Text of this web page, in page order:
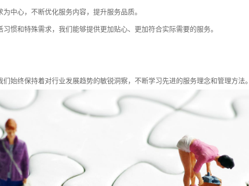
中心，不断优化服务内容，提升服务品质。
惯和特殊需求，我们能够提供更加贴心、更加符合实际需要的服务。
始终保持着对行业发展趋势的敏锐洞察，不断学习先进的服务理念和管理方法。